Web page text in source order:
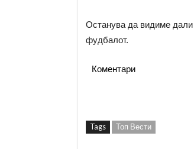
Останува да видиме дали
фудбалот.
Коментари
Tags Топ Вести